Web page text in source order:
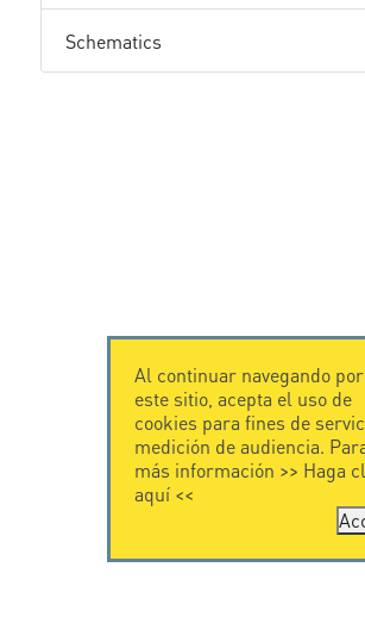
Schematics
Al continuar navegando por
este sitio, acepta el uso de
cookies para fines de
medición de audiencia.
más información >> Haga
aquí<<